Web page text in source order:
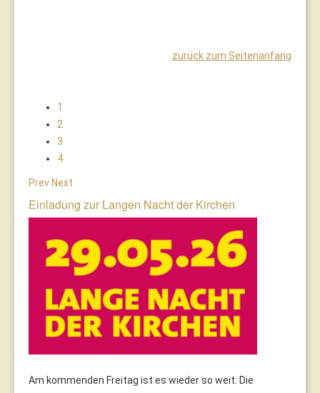
zurück zum Seitenanfang
1
2
3
4
PrevNext
Einladung zur Langen Nacht der Kirchen
Am kommenden Freitag ist es wieder so weit: Die